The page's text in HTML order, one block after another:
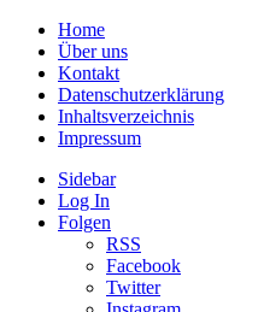
Home
Über uns
Kontakt
Datenschutzerklärung
Inhaltsverzeichnis
Impressum
Sidebar
Log In
Folgen
RSS
Facebook
Twitter